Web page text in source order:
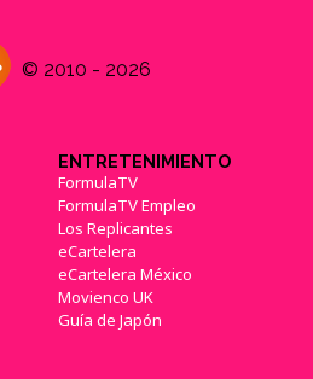
© 2010 - 2026
ENTRETENIMIENTO
FormulaTV
FormulaTV Empleo
Los Replicantes
eCartelera
eCartelera México
Movienco UK
Guía de Japón